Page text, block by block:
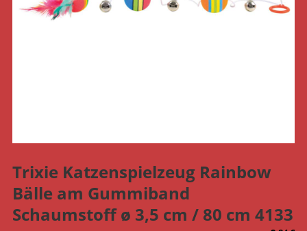
Trixie Katzenspielzeug Rainbow
Bälle am Gummiband
Schaumstoff ø 3,5 cm / 80 cm 4133